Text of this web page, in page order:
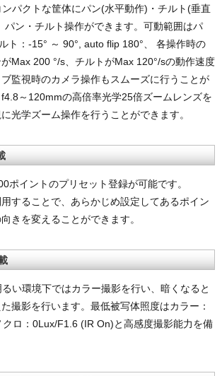
パクトな筐体にパン(水平動作)・チルト(垂直
パン・チルト操作ができます。可動範囲はパ
ト：-15° ～ 90°, auto flip 180°、 各操作時の
Max 200 °/s、チルトがMax 120°/sの動作速度
監視時のカメラ操作もスムーズに行うことが
～120mmの高倍率光学25倍ズームレンズを
光学ズーム操作を行うことができます。
ポイントのプリセット登録が可能です。
することで、あらかじめ設定してあるポイン
きを変えることができます。
い環境下ではカラー撮影を行い、暗くなると
撮影を行います。最低被写体照度はカラー：
ロ：0Lux/F1.6 (IR On)と高感度撮影能力を備